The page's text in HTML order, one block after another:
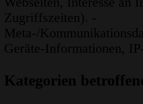
Zugriffszeiten). -
Meta-/
Geräte-Informationen,
Kategorien